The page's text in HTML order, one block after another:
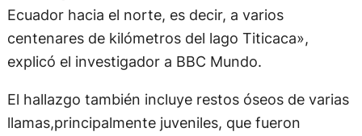
Ecuador hacia el norte, es decir, a varios
centenares de kilómetros del lago Titicaca»,
explicó el investigador a BBC Mundo.
El hallazgo también incluye restos óseos de varias
llamas,principalmente juveniles, que fueron